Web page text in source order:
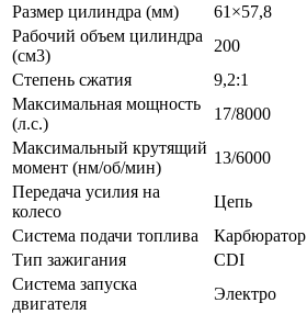
Размер цилиндра (мм)
61×57,8
Рабочий объем цилиндра
(см3)
200
Степень сжатия
9,2:1
Максимальная мощность
(л.с.)
17/8000
Максимальный крутящий
момент (нм/об/мин)
13/6000
Передача усилия на
колесо
Цепь
Система подачи топлива
Карбюратор
Тип зажигания
CDI
Система запуска
двигателя
Электро